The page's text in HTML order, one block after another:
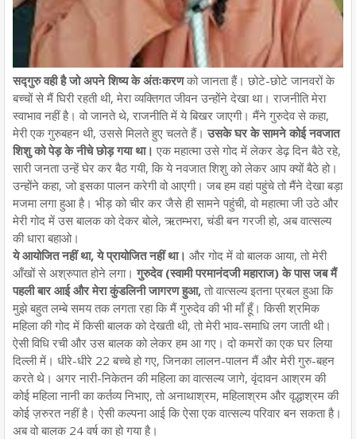
सद्गुरु वही है जो अपने शिष्य के अंतःकरणको जानता हैं। छोटे-छोटे जानवरों के
बच्चों से मैं घिरी रहती थी, मेरा व्यक्तिगत जीवन उन्होंने देखा था। राजनीति मेरा
स्वाभाव नहीं है। वो जानते थे, राजनीति में ये बिखर जाएगी। मैंने गुरुदेव से कहा,
मेरी एक गुरुबहन थी, उससे मिलते हुए चलते हैं। उसके घर के सामने कोई नवजात
शिशु को पेड़ के नीचे छोड़ गया था। एक महात्मा उसे गोद में लेकर डेढ़ दिन बैठे रहे,
सारी जनता उन्हें घेर कर बैठ गयी, कि ये नवजात शिशु को लेकर आप क्यों बैठे हो।
उन्होंने कहा, जो इसका पालन करेगी वो आएगी। जब हम वहां पहुंचे तो मैंने देखा बड़ा
मजमा लगा हुआ है। भीड़ को चीर कर जैसे ही सामने पहुंची, वो महात्मा जी उठे और
मेरी गोद में उस बालक को देकर बोले, ऋतम्भरा, चंडी बन गरजी हो, अब वात्सल्य
की धारा बहाओ।
ये आयोजित नहीं था, ये प्रायोजित नहीं था। और गोद में वो बालक आया, तो मेरी
आँखों से अश्रुपात होने लगा। गुरुदेव (स्वामी परमानंदजी महाराज) के पास जब मैं
पहली बार आई और मेरा कुंडलिनी जागरण हुआ, तो वात्सल्य इतना प्रबल हुआ कि
मुझे बहुत लम्बे समय तक लगता रहा कि मैं गुरुदेव की भी माँ हूँ। किसी श्रमिक
महिला की गोद में किसी बालक को देखती थी, तो मेरी भाव-समाधि लग जाती थी।
ऐसी विधि रची और उस बालक को लेकर हम आ गए। दो कमरों का एक घर लिया
दिल्ली में। धीरे-धीरे 22 बच्चे हो गए, जिनका लालन-पालन मैं और मेरी गुरु-बहन
करते थे। अगर नारी-निकेतन की महिला का वात्सल्य जागे, वृंदावन आश्रम की
कोई महिला नानी का कर्तव्य निभाए, तो अनाथाश्रम, महिलाश्रम और वृद्धाश्रम की
कोई ज़रुरत नहीं है। ऐसी कल्पना आई कि ऐसा एक वात्सल्य परिवार बन सकता है।
अब वो बालक 24 वर्ष का हो गया है।